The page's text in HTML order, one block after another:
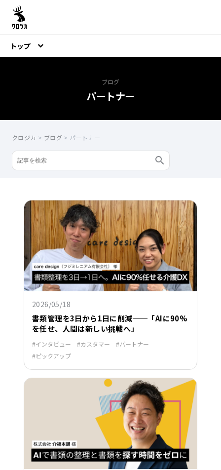
トップ
ブログ
パートナー
クロジカ > ブログ > パートナー
2026/05/18
書類管理を3日から1日に削減──「AIに90%
を任せ、人間は新しい挑戦へ」
インタビュー カスタマー
パートナー
ピックアップ